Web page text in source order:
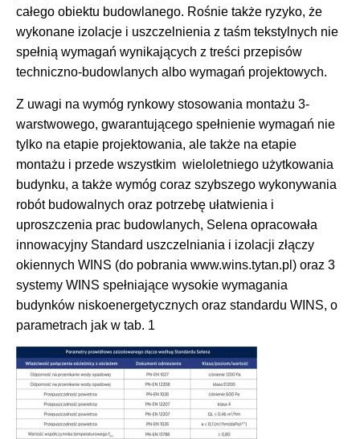
całego obiektu budowlanego. Rośnie także ryzyko, że
wykonane izolacje i uszczelnienia z taśm tekstylnych nie
spełnią wymagań wynikających z treści przepisów
techniczno-budowlanych albo wymagań projektowych.
Z uwagi na wymóg rynkowy stosowania montażu 3-
warstwowego, gwarantującego spełnienie wymagań nie
tylko na etapie projektowania, ale także na etapie
montażu i przede wszystkim wieloletniego użytkowania
budynku, a także wymóg coraz szybszego wykonywania
robót budowalnych oraz potrzebę ułatwienia i
uproszczenia prac budowlanych, Selena opracowała
innowacyjny Standard uszczelniania i izolacji złączy
okiennych WINS (do pobrania www.wins.tytan.pl) oraz 3
systemy WINS spełniające wysokie wymagania
budynków niskoenergetycznych oraz standardu WINS, o
parametrach jak w tab. 1